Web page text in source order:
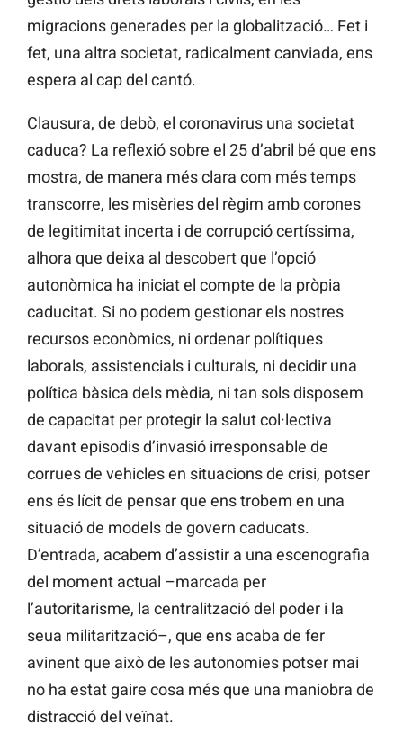
migracions generades per la globalització… Fet i
fet, una altra societat, radicalment canviada, ens
espera al cap del cantó.
Clausura, de debò, el coronavirus una societat
caduca? La reflexió sobre el 25 d’abril bé que ens
mostra, de manera més clara com més temps
transcorre, les misèries del règim amb corones
de legitimitat incerta i de corrupció certíssima,
alhora que deixa al descobert que l’opció
autonòmica ha iniciat el compte de la pròpia
caducitat. Si no podem gestionar els nostres
recursos econòmics, ni ordenar polítiques
laborals, assistencials i culturals, ni decidir una
política bàsica dels mèdia, ni tan sols disposem
de capacitat per protegir la salut col·lectiva
davant episodis d’invasió irresponsable de
corrues de vehicles en situacions de crisi, potser
ens és lícit de pensar que ens trobem en una
situació de models de govern caducats.
D’entrada, acabem d’assistir a una escenografia
del moment actual –marcada per
l’autoritarisme, la centralització del poder i la
seua militarització–, que ens acaba de fer
avinent que això de les autonomies potser mai
no ha estat gaire cosa més que una maniobra de
distracció del veïnat.